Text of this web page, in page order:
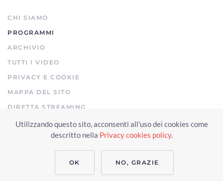
CHI SIAMO
PROGRAMMI
ARCHIVIO
TUTTI I VIDEO
PRIVACY E COOKIE
MAPPA DEL SITO
DIRETTA STREAMING
Copyright © 2023 Arezzo TV. Tutti i diritti riservati.
drone
applicativo video yutub 2023 by clickandfly
Utilizzando questo sito, acconsenti all'uso dei cookies come
descritto nella Privacy cookies policy.
OK NO, GRAZIE